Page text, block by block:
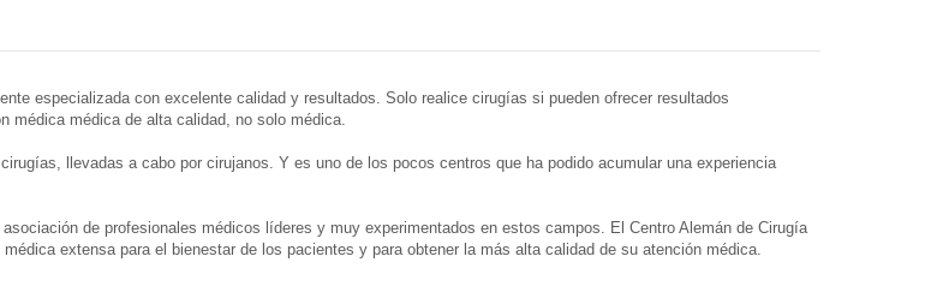
especializada con excelente calidad y resultados. Solo realice cirugías si pueden ofrecer resultados
médica médica de alta calidad, no solo médica.
llevadas a cabo por cirujanos. Y es uno de los pocos centros que ha podido acumular una experiencia
de profesionales médicos líderes y muy experimentados en estos campos. El Centro Alemán de Cirugía
extensa para el bienestar de los pacientes y para obtener la más alta calidad de su atención médica.